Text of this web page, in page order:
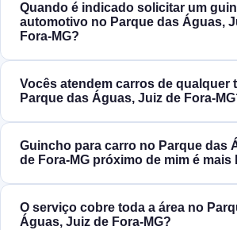
Quando é indicado solicitar um
automotivo no Parque das Águas,
Fora‑MG?
Vocês atendem carros de qualquer
Parque das Águas, Juiz de
Guincho para carro no Parque das
de Fora‑MG próximo de mim é mais
O serviço cobre toda a área no
Águas, Juiz de Fora‑MG?